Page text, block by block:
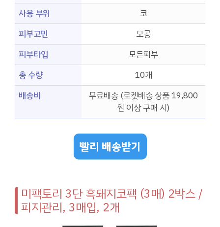
사용 부위
코
피부고민
모공
피부타입
모든피부
총 수량
10개
배송비
무료배송 (로켓배송 상품 19,800
원 이상 구매 시)
빨리 배송받기
미팩토리 3단 흑돼지코팩 (3매) 2박스 /
피지관리, 3매입, 2개